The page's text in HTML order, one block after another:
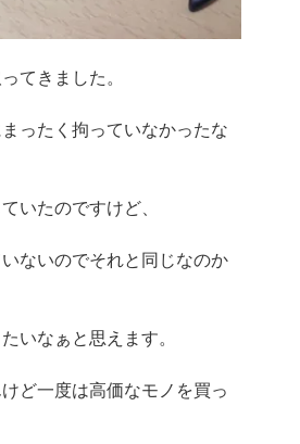
てきました。
ったく拘っていなかったな
いたのですけど、
ないのでそれと同じなのか
いなぁと思えます。
ど一度は高価なモノを買っ